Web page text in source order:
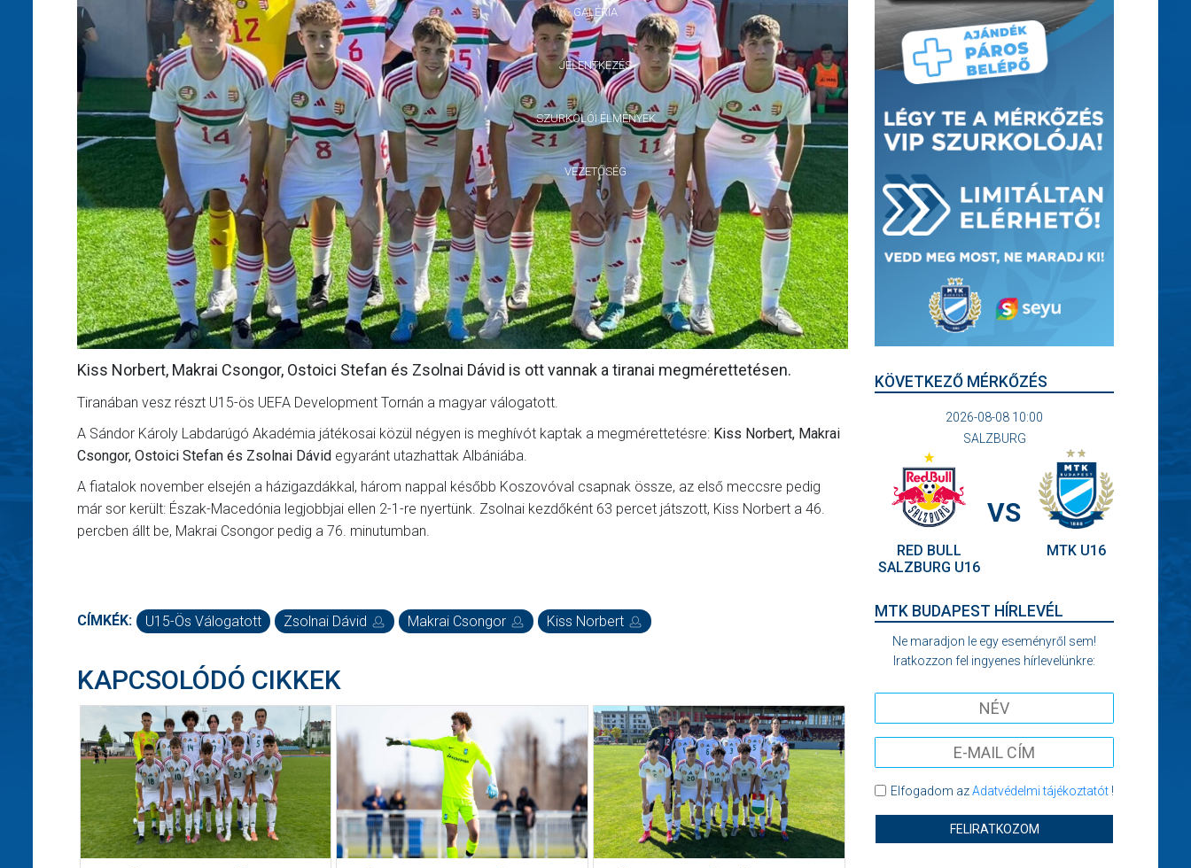
GALÉRIA
JELENTKEZÉS
SZURKOLÓI ÉLMÉNYEK
VEZETŐSÉG
Kiss Norbert, Makrai Csongor, Ostoici Stefan és Zsolnai Dávid is ott vannak a tiranai megmérettetésen.
Tiranában vesz részt U15-ös UEFA Development Tornán a magyar válogatott.
A Sándor Károly Labdarúgó Akadémia játékosai közül négyen is meghívót kaptak a megmérettetésre: Kiss Norbert, Makrai
Csongor, Ostoici Stefan és Zsolnai Dávid egyaránt utazhattak Albániába.
A fiatalok november elsején a házigazdákkal, három nappal később Koszovóval csapnak össze, az első meccsre pedig
már sor került: Észak-Macedónia legjobbjai ellen 2-1-re nyertünk. Zsolnai kezdőként 63 percet játszott, Kiss Norbert a 46.
percben állt be, Makrai Csongor pedig a 76. minutumban.
CÍMKÉK: U15-Ös Válogatott Zsolnai Dávid Makrai Csongor Kiss Norbert
KAPCSOLÓDÓ CIKKEK
KÖVETKEZŐ MÉRKŐZÉS
2026-08-08 10:00
SALZBURG
RED BULL
SALZBURG U16
VS
MTK U16
MTK BUDAPEST HÍRLEVÉL
Ne maradjon le egy eseményről sem!
Iratkozzon fel ingyenes hírlevelünkre:
Elfogadom azAdatvédelmi tájékoztatót!
FELIRATKOZOM